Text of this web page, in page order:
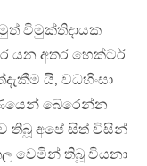
විමුක්තිදායක
යන අතර හෙක්ටර්
යි, වධහිංසා
බේරෙන්න
තිබූ අපේ සිත් විසින්
වෙමින් තිබූ වියනා